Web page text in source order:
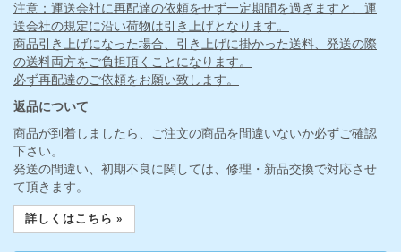
注意：運送会社に再配達の依頼をせず一定期間を過ぎますと、運
送会社の規定に沿い荷物は引き上げとなります。
商品引き上げになった場合、引き上げに掛かった送料、発送の際
の送料両方をご負担頂くことになります。
必ず再配達のご依頼をお願い致します。
返品について
商品が到着しましたら、ご注文の商品を間違いないか必ずご確認
下さい。
発送の間違い、初期不良に関しては、修理・新品交換で対応させ
て頂きます。
詳しくはこちら »